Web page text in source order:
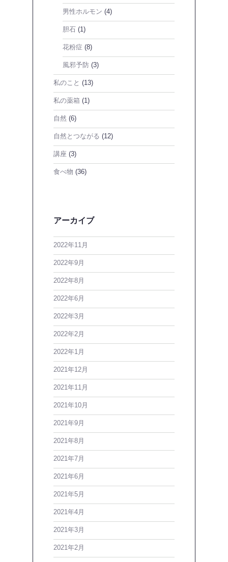
男性ホルモン (4)
胆石 (1)
花粉症 (8)
風邪予防 (3)
私のこと (13)
私の薬箱 (1)
自然 (6)
自然とつながる (12)
講座 (3)
食べ物 (36)
アーカイブ
2022年11月
2022年9月
2022年8月
2022年6月
2022年3月
2022年2月
2022年1月
2021年12月
2021年11月
2021年10月
2021年9月
2021年8月
2021年7月
2021年6月
2021年5月
2021年4月
2021年3月
2021年2月